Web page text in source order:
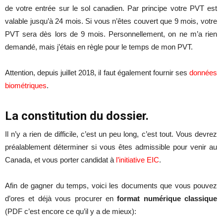
de votre entrée sur le sol canadien. Par principe votre PVT est
valable jusqu’à 24 mois. Si vous n’êtes couvert que 9 mois, votre
PVT sera dès lors de 9 mois. Personnellement, on ne m’a rien
demandé, mais j’étais en règle pour le temps de mon PVT.
Attention, depuis juillet 2018, il faut également fournir ses données
biométriques.
La constitution du dossier.
Il n’y a rien de difficile, c’est un peu long, c’est tout. Vous devrez
préalablement déterminer si vous êtes admissible pour venir au
Canada, et vous porter candidat à l’initiative EIC.
Afin de gagner du temps, voici les documents que vous pouvez
d’ores et déjà vous procurer enformat numérique classique
(PDF c’est encore ce qu’il y a de mieux):